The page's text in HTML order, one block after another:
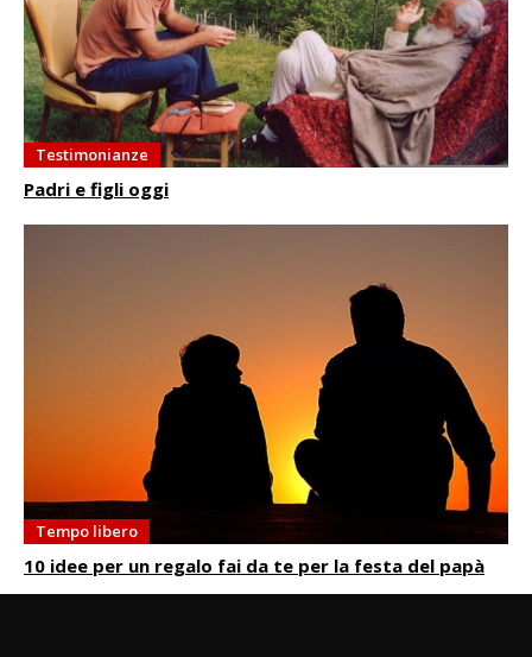
Testimonianze
Padri e figli oggi
Tempo libero
10 idee per un regalo fai da te per la festa del papà